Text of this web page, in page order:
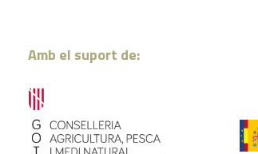
Amb el suport de: